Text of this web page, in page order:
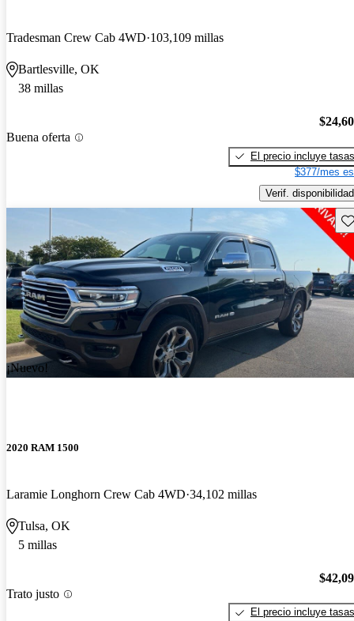
Tradesman Crew Cab 4WD 103,109 millas
Bartlesville, OK
38 millas
Buena oferta
El precio incluye tasas
$377/mes
Verif. disponibilidad
¡Nuevo!
2020 RAM 1500
Laramie Longhorn Crew Cab 4WD 34,102 millas
Tulsa, OK
5 millas
Trato justo
El precio incluye tasas